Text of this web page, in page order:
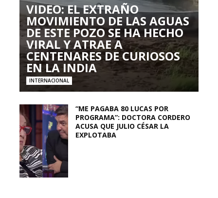
VIDEO: EL EXTRAÑO
MOVIMIENTO DE LAS AGUAS
DE ESTE POZO SE HA HECHO
VIRAL Y ATRAE A
CENTENARES DE CURIOSOS
EN LA INDIA
INTERNACIONAL
“ME PAGABA 80 LUCAS POR
PROGRAMA”: DOCTORA CORDERO
ACUSA QUE JULIO CÉSAR LA
EXPLOTABA